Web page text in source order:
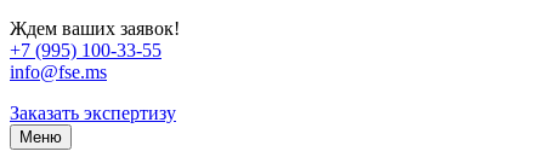
Ждем ваших заявок!
+7 (995) 100-33-55
info@fse.ms
Заказать экспертизу
Меню